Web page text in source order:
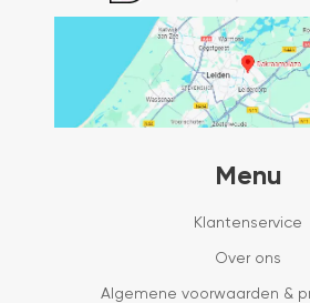
Menu
Klantenservice
Over ons
Algemene voorwaarden &